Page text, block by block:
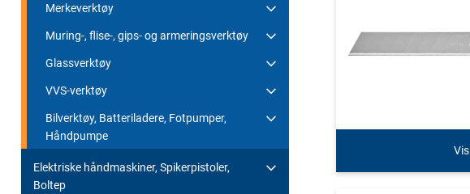
Merkeverktøy
Muring-, flise-, gips- og armeringsverktøy
Glassverktøy
VVS-verktøy
Bilverktøy, Batteriladere, Fotpumper,
Håndpumpe
Elektriske håndmaskiner, Spikerpistoler,
Boltep
Vis